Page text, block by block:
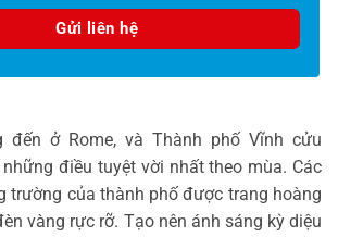
đến ở Rome, và Thành phố Vĩnh cửu
điều tuyệt vời nhất theo mùa. Các
trường của thành phố được trang hoàng
vàng rực rỡ. Tạo nên ánh sáng kỳ diệu